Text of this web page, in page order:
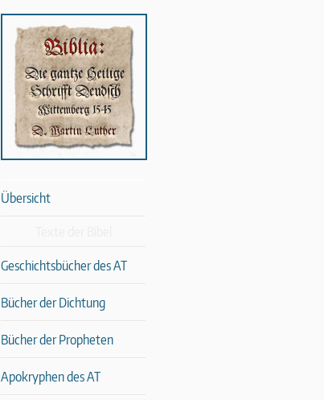
Übersicht
Geschichtsbücher des AT
Bücher der Dichtung
Bücher der Propheten
Apokryphen des AT